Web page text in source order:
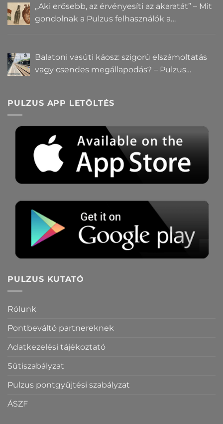
„Aki erősebb, az érvényesíti az akaratát” – Mit
gondolnak a Pulzus felhasználók a
Balatoni vasúti káosz: szigorú elszámoltatás
vagy csendes megállapodás? – Pulzus
PULZUS APP LETÖLTÉS
PULZUS KUTATÓ
Rólunk
Pontbeváltó partnereknek
Adatkezelési tájékoztató
Sütiszabályzat
Pulzus pontgyűjtési szabályzat
ÁSZF